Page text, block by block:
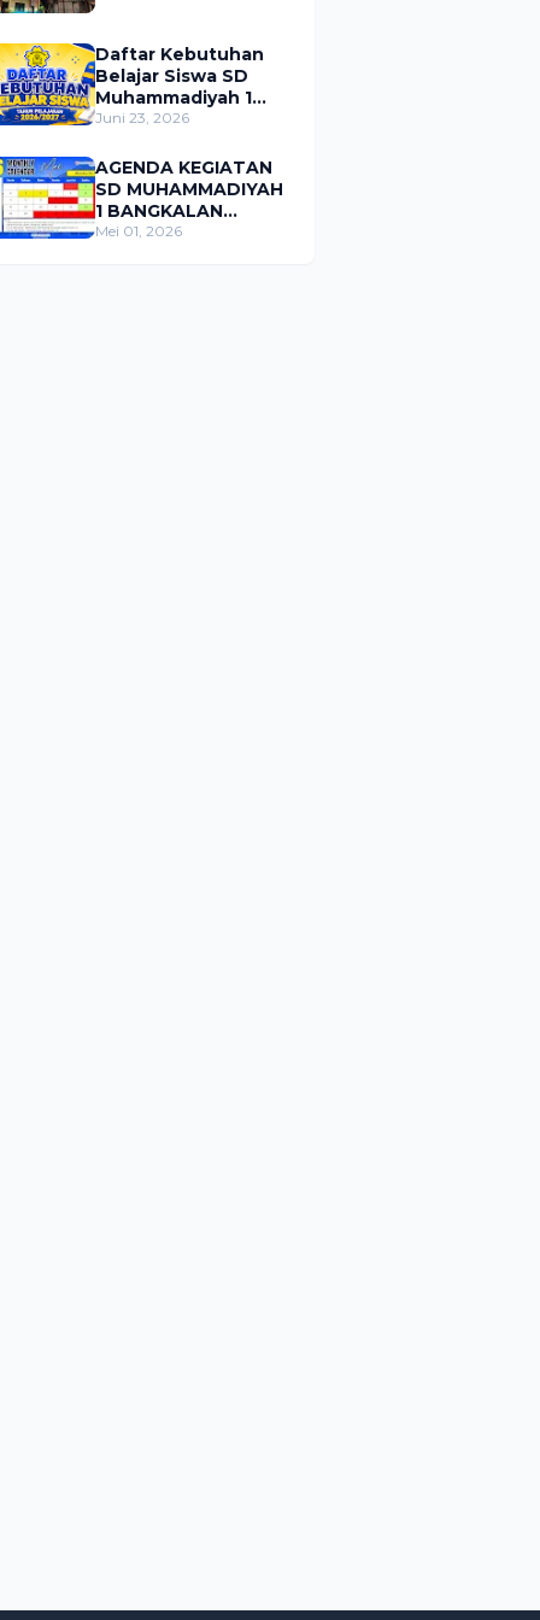
Daftar Kebutuhan
Belajar Siswa SD
Muhammadiyah 1
Bangkalan Tahun
Juni 23, 2026
AGENDA KEGIATAN
SD MUHAMMADIYAH
1 BANGKALAN
BULAN MEI 2026
Mei 01, 2026